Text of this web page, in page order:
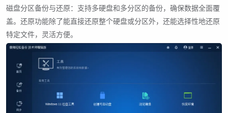
磁盘分区备份与还原：支持多硬盘和多分区的备份，确保数据全面覆
盖。还原功能除了能直接还原整个硬盘或分区外，还能选择性地还原
特定文件，灵活方便。